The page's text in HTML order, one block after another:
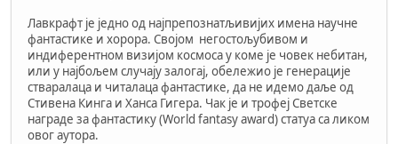
Лавкрафт је једно од најпрепознатљивијих имена научне
фантастике и хорора. Својом негостољубивом и
индиферентном визијом космоса у коме је човек небитан,
или у најбољем случају залогај, обележио је генерације
стваралаца и читалаца фантастике, да не идемо даље од
Стивена Кинга и Ханса Гигера. Чак је и трофеј Светске
награде за фантастику (World fantasy award) статуа са ликом
овог аутора.